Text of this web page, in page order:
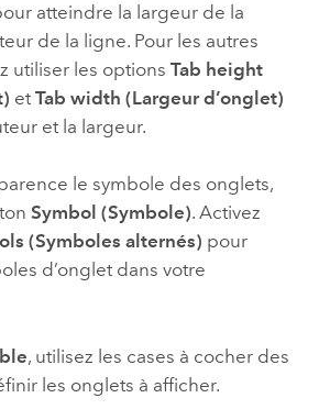
atteindre la largeur de la
de la ligne. Pour les autres
utiliser les options Tab height
et Tab width (Largeur d’onglet)
et la largeur.
le symbole des onglets,
Symbol (Symbole). Activez
(Symboles alternés) pour
d’onglet dans votre
, utilisez les cases à cocher des
les onglets à afficher.